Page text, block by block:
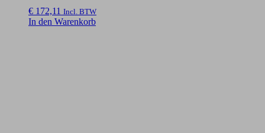
€ 172,11 Incl. BTW
In den Warenkorb